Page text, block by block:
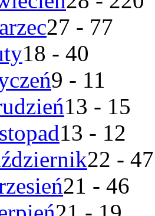
27 - 77
18 - 40
9 - 11
13 - 15
13 - 12
22 - 47
21 - 46